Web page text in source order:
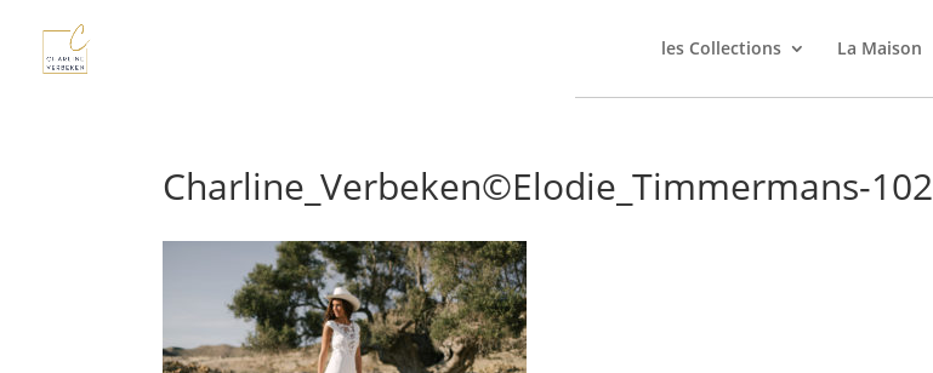
les Collections La Maison
Charline_Verbeken©Elodie_Timmermans-102